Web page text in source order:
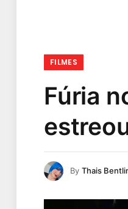
FILMES
Fúria
By Thais